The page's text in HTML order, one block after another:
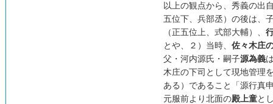
以上の観点から、秀義の出
五位下、兵部丞）の後は、
（正五位上、式部大輔）、
とや、２）当時、 佐々木庄
父・河内源氏・嗣子源為義
木庄の下司として現地管理
ある）であること「源行真
元服前より北面の殿上童と